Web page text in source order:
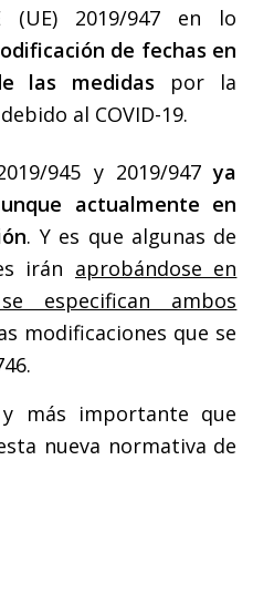
(UE) 2019/947 en lo
de fechas en
las medidas por la
al COVID-19.
945 y 2019/947ya
actualmente en
. Y es que algunas de
irán aprobándose en
especifican ambos
modificaciones que se
más importante que
nueva normativa de